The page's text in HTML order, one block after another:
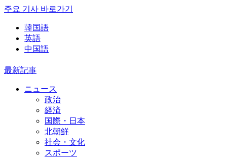
주요 기사 바로가기
韓国語
英語
中国語
最新記事
ニュース
政治
経済
国際・日本
北朝鮮
社会・文化
スポーツ